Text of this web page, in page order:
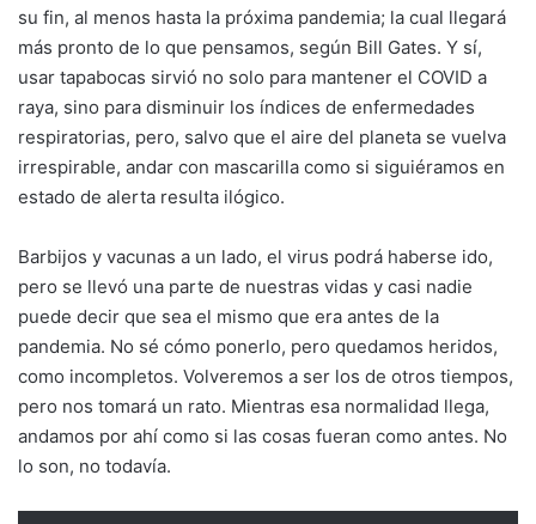
su fin, al menos hasta la próxima pandemia; la cual llegará
más pronto de lo que pensamos, según Bill Gates. Y sí,
usar tapabocas sirvió no solo para mantener el COVID a
raya, sino para disminuir los índices de enfermedades
respiratorias, pero, salvo que el aire del planeta se vuelva
irrespirable, andar con mascarilla como si siguiéramos en
estado de alerta resulta ilógico.
Barbijos y vacunas a un lado, el virus podrá haberse ido,
pero se llevó una parte de nuestras vidas y casi nadie
puede decir que sea el mismo que era antes de la
pandemia. No sé cómo ponerlo, pero quedamos heridos,
como incompletos. Volveremos a ser los de otros tiempos,
pero nos tomará un rato. Mientras esa normalidad llega,
andamos por ahí como si las cosas fueran como antes. No
lo son, no todavía.